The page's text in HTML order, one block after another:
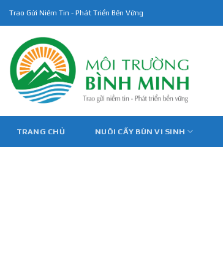
content
Trao Gửi Niềm Tin - Phát Triển Bền Vững
TRANG CHỦ NUÔI CẤY BÙN VI SINH